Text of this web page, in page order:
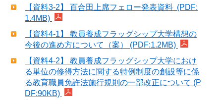
【資料3-2】 百合田上席フェロー発表資料 (PDF:
1.4MB)
【資料4-1】 教員養成フラッグシップ大学構想の
今後の進め方について（案） (PDF:1.2MB)
【資料4-2】 教員養成フラッグシップ大学におけ
る単位の修得方法に関する特例制度の創設等に係
る教育職員免許法施行規則の一部改正について (P
DF:90KB)